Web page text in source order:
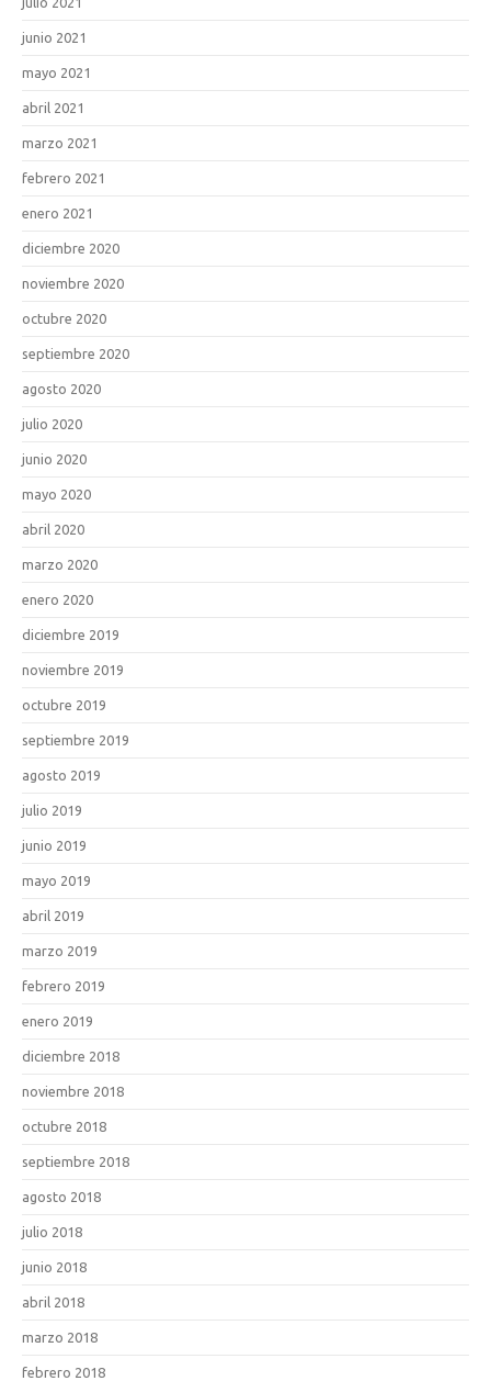
junio 2021
mayo 2021
abril 2021
marzo 2021
febrero 2021
enero 2021
diciembre 2020
noviembre 2020
octubre 2020
septiembre 2020
agosto 2020
julio 2020
junio 2020
mayo 2020
abril 2020
marzo 2020
enero 2020
diciembre 2019
noviembre 2019
octubre 2019
septiembre 2019
agosto 2019
julio 2019
junio 2019
mayo 2019
abril 2019
marzo 2019
febrero 2019
enero 2019
diciembre 2018
noviembre 2018
octubre 2018
septiembre 2018
agosto 2018
julio 2018
junio 2018
abril 2018
marzo 2018
febrero 2018